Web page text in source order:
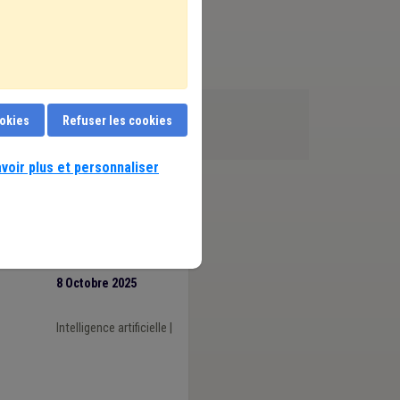
8 Octobre 2025
Intelligence artificielle
Refuser les cookies
plus et personnaliser